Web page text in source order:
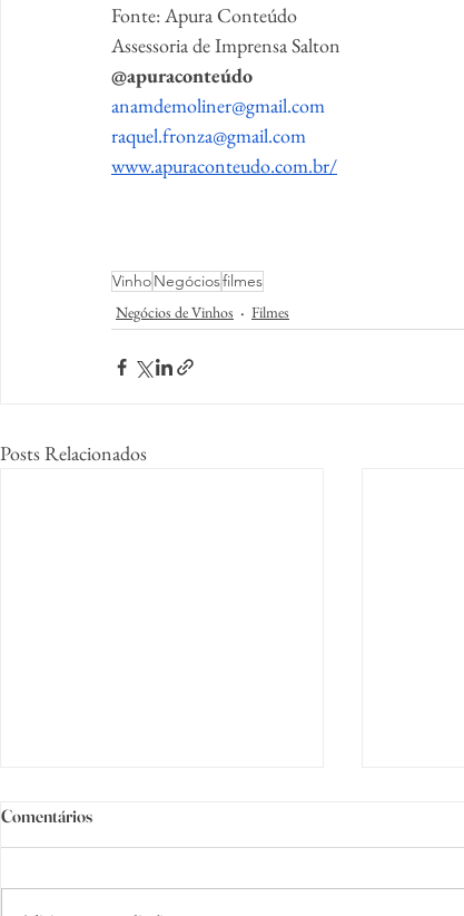
Fonte: Apura Conteúdo
Assessoria de Imprensa Salton
@apuraconteúdo
anamdemoliner@gmail.com
raquel.fronza@gmail.com
www.apuraconteudo.com.br/
VinhoNegóciosfilmes
Negócios de Vinhos
Filmes
Posts Relacionados
Comentários